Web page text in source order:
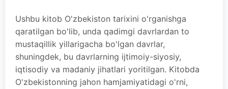
Ushbu kitob O'zbekiston tarixini o'rganishga
qaratilgan bo'lib, unda qadimgi davrlardan to
mustaqillik yillarigacha bo'lgan davrlar,
shuningdek, bu davrlarning ijtimoiy-siyosiy,
iqtisodiy va madaniy jihatlari yoritilgan. Kitobda
O'zbekistonning jahon hamjamiyatidagi o'rni,